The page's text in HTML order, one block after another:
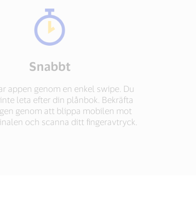
Snabbt
appen genom en enkel swipe. Du
leta efter din plånbok. Bekräfta
genom att blippa mobilen mot
och scanna ditt fingeravtryck.